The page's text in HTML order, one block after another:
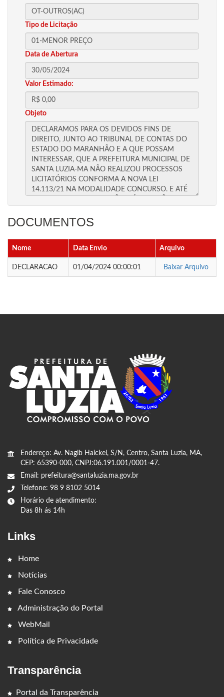
Tipo de Licitação
Data de Abertura
Valor Estimado:
Objeto
DOCUMENTOS
Nome Data Envio Arquivo
DECLARACAO 01/04/2024 00:00:01 Baixar Arquivo
Endereço: Av. Nagib Haickel, S/N, Centro, Santa Luzia, MA,
CEP: 65390-000, CNPJ:06.191.001/0001-47.
Email: prefeitura@santaluzia.ma.gov.br
Telefone: 98 9 8102 5014
Horário de atendimento:
Das 8h ás 14h
Links
Home
Notícias
Fale Conosco
Administração do Portal
WebMail
Política de Privacidade
Transparência
Portal da Transparência